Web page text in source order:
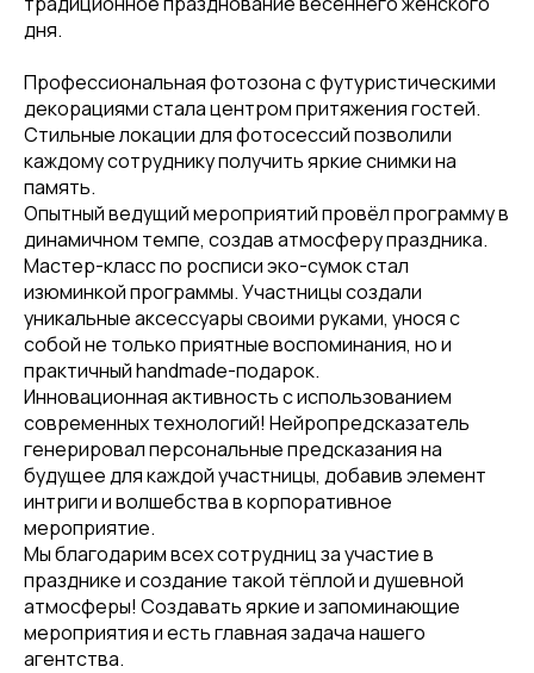
дня.
Профессиональная фотозона с футуристическими
декорациями стала центром притяжения гостей.
Стильные локации для фотосессий позволили
каждому сотруднику получить яркие снимки на
память.
Опытный ведущий мероприятий провёл программу в
динамичном темпе, создав атмосферу праздника.
Мастер-класс по росписи эко-сумок стал
изюминкой программы. Участницы создали
уникальные аксессуары своими руками, унося с
собой не только приятные воспоминания, но и
практичный handmade-подарок.
Инновационная активность с использованием
современных технологий! Нейропредсказатель
генерировал персональные предсказания на
будущее для каждой участницы, добавив элемент
интриги и волшебства в корпоративное
мероприятие.
Мы благодарим всех сотрудниц за участие в
празднике и создание такой тёплой и душевной
атмосферы! Создавать яркие и запоминающие
мероприятия и есть главная задача нашего
агентства.